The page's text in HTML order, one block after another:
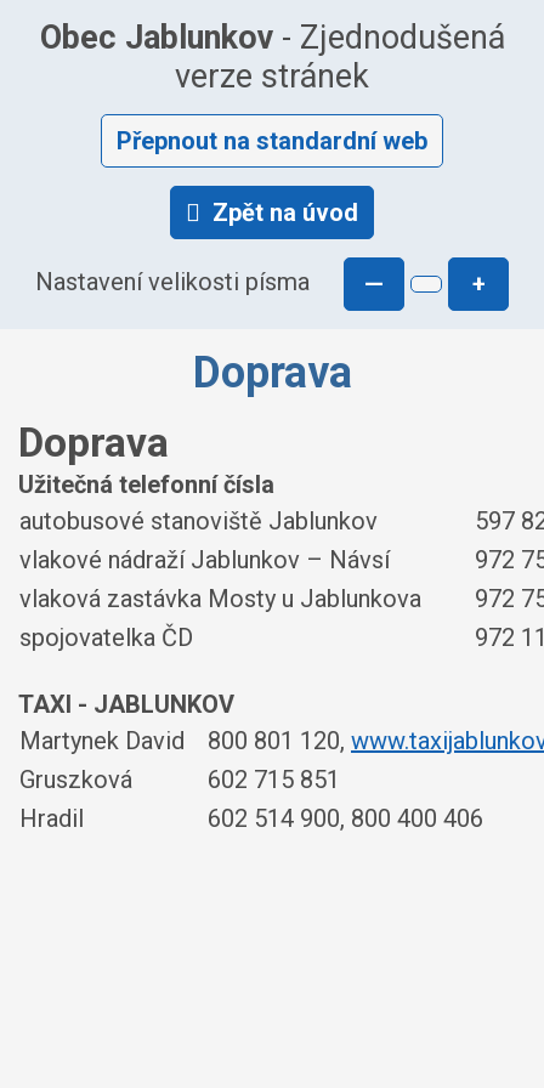
Obec Jablunkov- Zjednodušená
verze stránek
Přepnout na standardní web
Zpět na úvod
Nastavení velikosti písma — +
Doprava
Doprava
Užitečná telefonní čísla
autobusové stanoviště Jablunkov
597
vlakové nádraží Jablunkov – Návsí
972
vlaková zastávka Mosty u Jablunkova
972
spojovatelka ČD
972
TAXI - JABLUNKOV
Martynek David
800 801 120,
Gruszková
602 715 851
Hradil
602 514 900, 800 400 406